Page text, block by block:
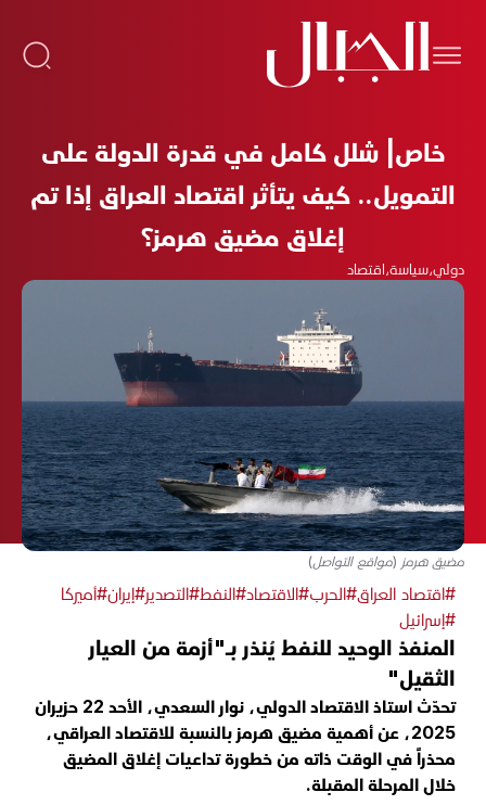
خاص| شلل كامل في قدرة الدولة على
التمويل.. كيف يتأثر اقتصاد العراق إذا تم
إغلاق مضيق هرمز؟
دولي،سياسة،اقتصاد
مضيق هرمز (مواقع التواصل)
#اقتصاد العراق#الحرب#الاقتصاد#النفط#التصدير#إيران#أميركا
#إسرائيل
المنفذ الوحيد للنفط يُنذر بـ"أزمة من العيار
الثقيل"
تحدّث استاذ الاقتصاد الدولي، نوار السعدي، الأحد 22 حزيران
2025، عن أهمية مضيق هرمز بالنسبة للاقتصاد العراقي،
محذراً في الوقت ذاته من خطورة تداعيات إغلاق المضيق
خلال المرحلة المقبلة.